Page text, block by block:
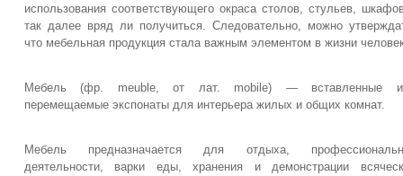
использования соответствующего окраса столов, стульев,
так далее вряд ли получиться. Следовательно, можно
что мебельная продукция стала важным элементом в жизни
Мебель (фр. meuble, от лат. mobile) — вставленные
перемещаемые экспонаты для интерьера жилых и общих комнат.
Мебель предназначается для отдыха,
деятельности, варки еды, хранения и демонстрации